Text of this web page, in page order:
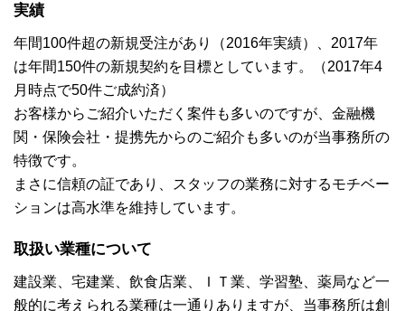
実績
年間100件超の新規受注があり（2016年実績）、2017年
は年間150件の新規契約を目標としています。（2017年4
月時点で50件ご成約済）
お客様からご紹介いただく案件も多いのですが、金融機
関・保険会社・提携先からのご紹介も多いのが当事務所の
特徴です。
まさに信頼の証であり、スタッフの業務に対するモチベー
ションは高水準を維持しています。
取扱い業種について
建設業、宅建業、飲食店業、ＩＴ業、学習塾、薬局など一
般的に考えられる業種は一通りありますが、当事務所は創